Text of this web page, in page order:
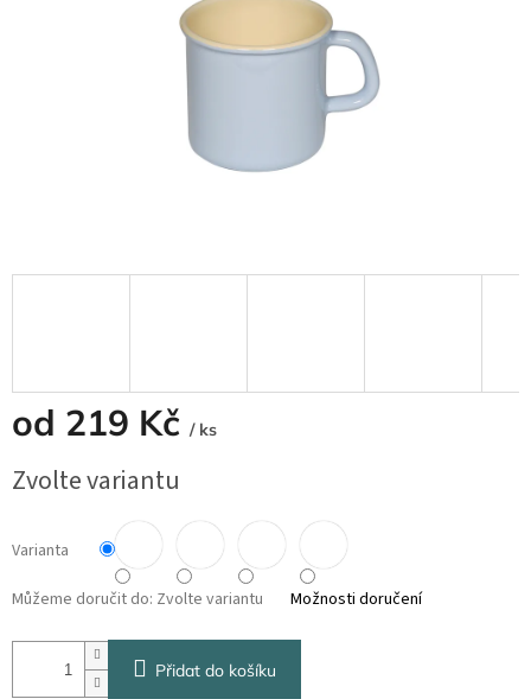
od 219 Kč / ks
cena:
Zvolte variantu
Varianta
Můžeme doručit do: Zvolte variantu Možnosti doručení
Přidat do košíku